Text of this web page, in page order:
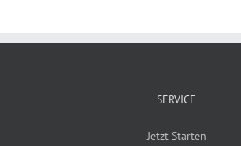
SERVICE
Jetzt Starten